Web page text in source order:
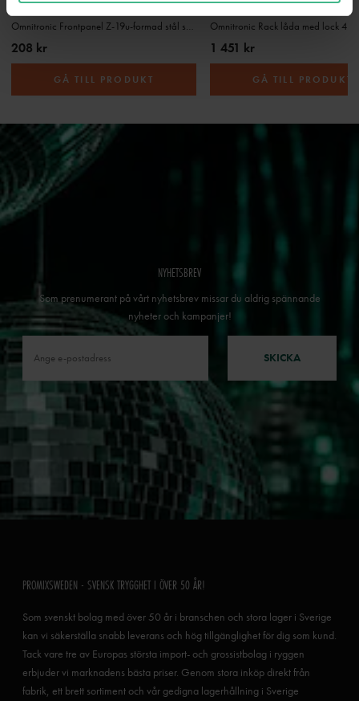
OMNITRONIC FRONT PANEL Z-19U-SHAPED, STEEL, BLACK 4U
Omnitronic Frontpanel Z-19u-formad stål svart 4U
208 kr
GÅ TILL PRODUKT
OMNITRONIC RACK DRAWER WITH LOCK 4U
Omnitronic Rack låda med lock 4U
1 451 kr
GÅ TILL PRODUKT
NYHETSBREV
Som prenumerant på vårt nyhetsbrev missar du aldrig spännande
nyheter och kampanjer!
SKICKA
PROMIXSWEDEN - SVENSK TRYGGHET I ÖVER 50 ÅR!
Som svenskt bolag med över 50 år i branschen och stora lager i Sverige
kan vi säkerställa snabb leverans och hög tillgänglighet för dig som kund.
Tack vare tre av Europas största import- och grossistbolag i ryggen
erbjuder vi marknadens bästa priser. Genom stora inköp direkt från
fabrik, ett brett sortiment och vår gedigna lagerhållning i Sverige